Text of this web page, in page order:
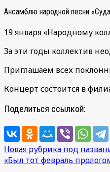
Ансамблю народной песни
19 января «Народному
За эти годы коллектив
Приглашаем всех
Концерт состоится в
Поделиться ссылкой:
Навигация
по
Новая рубрика под
«Был тот февраль